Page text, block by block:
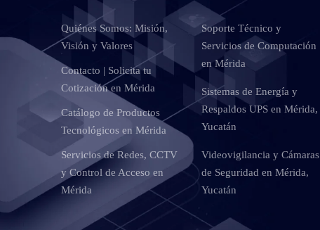
Quiénes Somos: Misión,
Visión y Valores
Contacto | Solicita tu
Cotización en Mérida
Catálogo de Productos
Tecnológicos en Mérida
Servicios de Redes, CCTV
y Control de Acceso en
Mérida
Soporte Técnico y
Servicios de Computación
en Mérida
Sistemas de Energía y
Respaldos UPS en Mérida,
Yucatán
Videovigilancia y Cámaras
de Seguridad en Mérida,
Yucatán